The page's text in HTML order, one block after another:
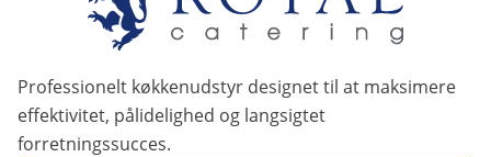
Professionelt køkkenudstyr designet til at maksimere
effektivitet, pålidelighed og langsigtet
forretningssucces.